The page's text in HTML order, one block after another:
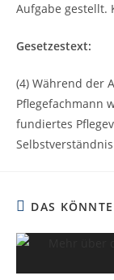
Aufgabe gestellt.
Gesetzestext:
(4) Während der
Pflegefachmann
fundiertes
DAS